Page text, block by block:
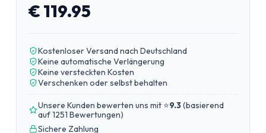
€ 119.95
Kostenloser Versand nach Deutschland
Keine automatische Verlängerung
Keine versteckten Kosten
Verschenken oder selbst behalten
Unsere Kunden bewerten uns mit ⭐9.3(basierend
auf 1251 Bewertungen)
Sichere Zahlung